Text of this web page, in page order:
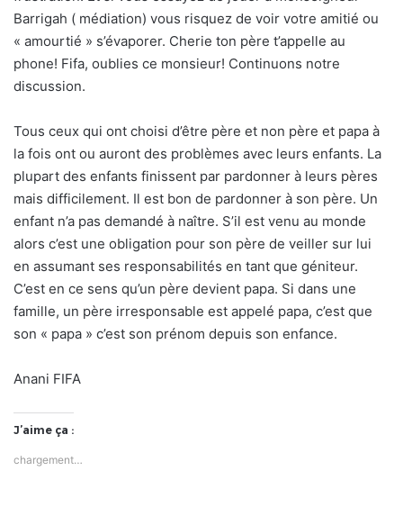
Barrigah ( médiation) vous risquez de voir votre amitié ou
« amourtié » s’évaporer. Cherie ton père t’appelle au
phone! Fifa, oublies ce monsieur! Continuons notre
discussion.
Tous ceux qui ont choisi d’être père et non père et papa à
la fois ont ou auront des problèmes avec leurs enfants. La
plupart des enfants finissent par pardonner à leurs pères
mais difficilement. Il est bon de pardonner à son père. Un
enfant n’a pas demandé à naître. S’il est venu au monde
alors c’est une obligation pour son père de veiller sur lui
en assumant ses responsabilités en tant que géniteur.
C’est en ce sens qu’un père devient papa. Si dans une
famille, un père irresponsable est appelé papa, c’est que
son « papa » c’est son prénom depuis son enfance.
Anani FIFA
J’aime ça :
chargement…